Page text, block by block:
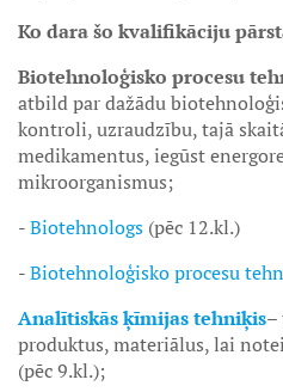
Ko dara šo kvalifikāciju
Biotehnoloģisko procesu
atbild par dažādu
kontroli, uzraudzību, tajā
medikamentus, iegūst
mikroorganismus;
-Biotehnologs (pēc 12.kl.)
-Biotehnoloģisko procesu
Analītiskās ķīmijas tehniķis–
produktus, materiālus, lai
(pēc 9.kl.);